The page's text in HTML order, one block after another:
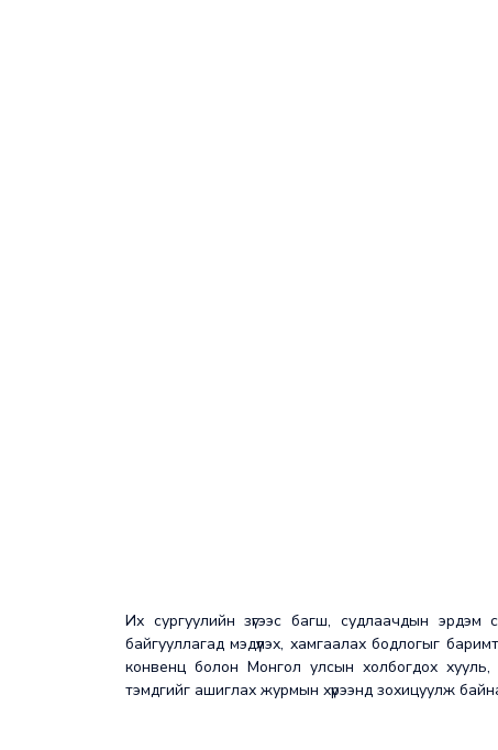
Их сургуулийн зүгээс багш, судлаачдын эрдэм
байгууллагад мэдүүлэх, хамгаалах бодлогыг
конвенц болон Монгол улсын холбогдох
тэмдгийг ашиглах журмын хүрээнд зохицуулж